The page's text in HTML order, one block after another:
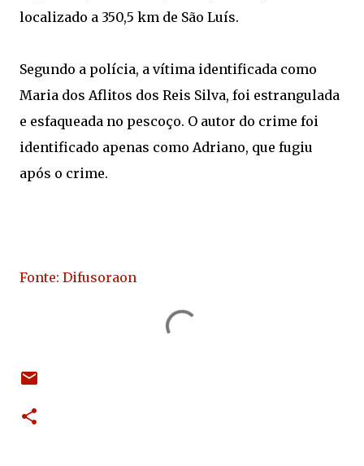
localizado a 350,5 km de São Luís.
Segundo a polícia, a vítima identificada como
Maria dos Aflitos dos Reis Silva, foi estrangulada
e esfaqueada no pescoço. O autor do crime foi
identificado apenas como Adriano, que fugiu
após o crime.
Fonte: Difusoraon